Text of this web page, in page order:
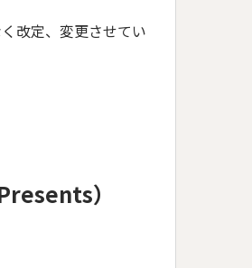
改定、変更させてい
）